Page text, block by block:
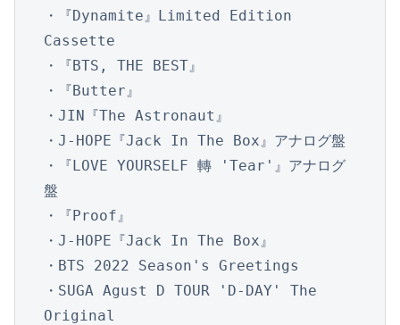
・『Dynamite』Limited Edition
Cassette
・『BTS, THE BEST』
・『Butter』
・JIN『The Astronaut』
・J-HOPE『Jack In The Box』アナログ盤
・『LOVE YOURSELF 轉 'Tear'』アナログ
盤
・『Proof』
・J-HOPE『Jack In The Box』
・BTS 2022 Season's Greetings
・SUGA Agust D TOUR 'D-DAY' The
Original